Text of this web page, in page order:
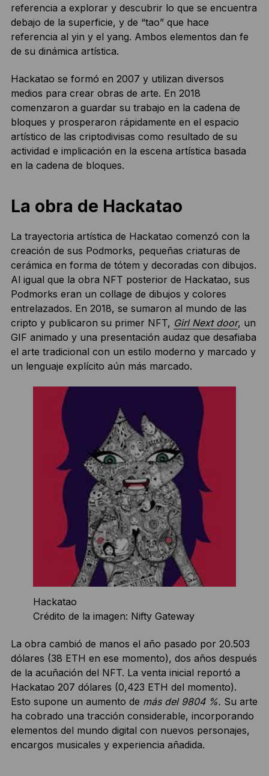
referencia a explorar y descubrir lo que se encuentra
debajo de la superficie, y de “tao” que hace
referencia al yin y el yang. Ambos elementos dan fe
de su dinámica artística.
Hackatao se formó en 2007 y utilizan diversos
medios para crear obras de arte. En 2018
comenzaron a guardar su trabajo en la cadena de
bloques y prosperaron rápidamente en el espacio
artístico de las criptodivisas como resultado de su
actividad e implicación en la escena artística basada
en la cadena de bloques.
La obra de Hackatao
La trayectoria artística de Hackatao comenzó con la
creación de sus Podmorks, pequeñas criaturas de
cerámica en forma de tótem y decoradas con dibujos.
Al igual que la obra NFT posterior de Hackatao, sus
Podmorks eran un collage de dibujos y colores
entrelazados. En 2018, se sumaron al mundo de las
cripto y publicaron su primer NFT, Girl Next door, un
GIF animado y una presentación audaz que desafiaba
el arte tradicional con un estilo moderno y marcado y
un lenguaje explícito aún más marcado.
Hackatao
Crédito de la imagen: Nifty Gateway
La obra cambió de manos el año pasado por 20.503
dólares (38 ETH en ese momento), dos años después
de la acuñación del NFT. La venta inicial reportó a
Hackatao 207 dólares (0,423 ETH del momento).
Esto supone un aumento de más del 9804 %. Su arte
ha cobrado una tracción considerable, incorporando
elementos del mundo digital con nuevos personajes,
encargos musicales y experiencia añadida.